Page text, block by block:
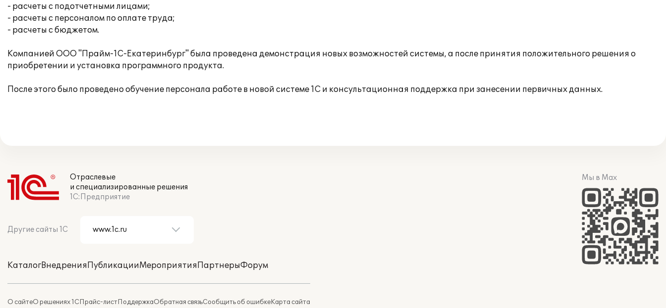
- расчеты с подотчетными лицами;
- расчеты с персоналом по оплате труда;
- расчеты с бюджетом.
Компанией ООО "Прайм-1С-Екатеринбург" была проведена демонстрация новых возможностей системы, а после принятия положительного решения о
приобретении и установка программного продукта.
После этого было проведено обучение персонала работе в новой системе 1С и консультационная поддержка при занесении первичных данных.
Отраслевые
и специализированные решения
1С:Предприятие
Другие сайты 1С
КаталогВнедренияПубликацииМероприятияПартнерыФорум
О сайтеО решениях 1СПрайс-листПоддержкаОбратная связьСообщить об ошибкеКарта сайта
Мы в Max